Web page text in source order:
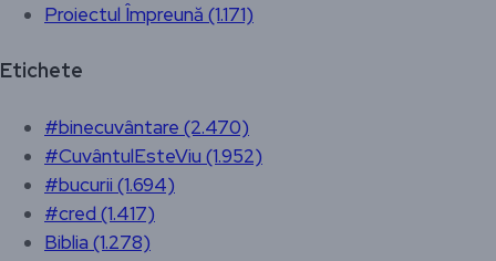
Proiectul Împreună (1.171)
Etichete
#binecuvântare (2.470)
#CuvântulEsteViu (1.952)
#bucurii (1.694)
#cred (1.417)
Biblia (1.278)